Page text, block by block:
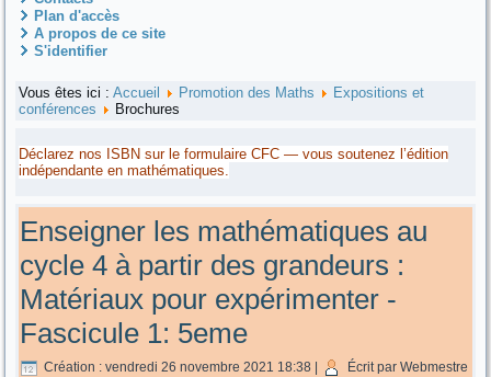
Plan d'accès
A propos de ce site
S'identifier
Vous êtes ici :Accueil Promotion des Maths
Expositions et
conférences
Brochures
Déclarez nos ISBN sur le formulaire CFC — vous soutenez l’édition
indépendante en mathématiques.
Enseigner les mathématiques au
cycle 4 à partir des grandeurs :
Matériaux pour expérimenter -
Fascicule 1: 5eme
Création : vendredi 26 novembre 2021 18:38
Écrit par Webmestre